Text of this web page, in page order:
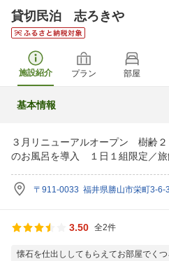
貸切民泊 志ろきや
施設紹介 プラン 部屋
基本情報
３月リニューアルオープン 樹齢
のお風呂を導入 １日１組限定／旅
〒911-0033 福井県勝山市栄町3-6-
3.50 全2件
懐石を仕出ししてもらえてお部屋でく